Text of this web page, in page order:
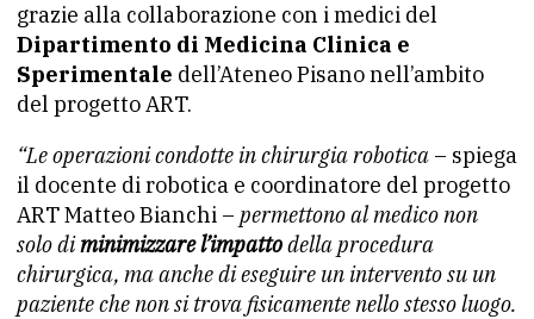
grazie alla collaborazione con i medici del
Dipartimento di Medicina Clinica e
Sperimentale dell’Ateneo Pisano nell’ambito
del progetto ART.
“Le operazioni condotte in chirurgia robotica – spiega
il docente di robotica e coordinatore del progetto
ART Matteo Bianchi – permettono al medico non
solo diminimizzare l’impattodella procedura
chirurgica, ma anche di eseguire un intervento su un
paziente che non si trova fisicamente nello stesso luogo.